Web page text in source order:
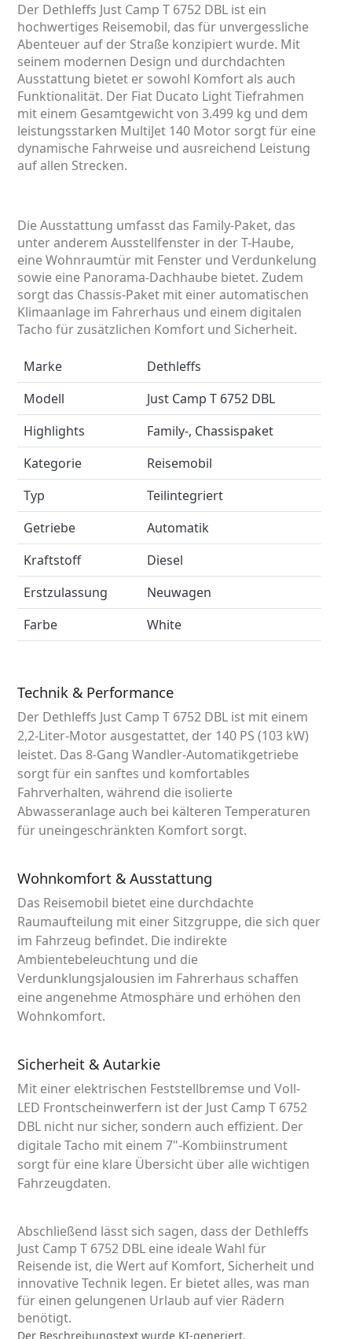
Der Dethleffs Just Camp T 6752 DBL ist ein
hochwertiges Reisemobil, das für unvergessliche
Abenteuer auf der Straße konzipiert wurde. Mit
seinem modernen Design und durchdachten
Ausstattung bietet er sowohl Komfort als auch
Funktionalität. Der Fiat Ducato Light Tiefrahmen
mit einem Gesamtgewicht von 3.499 kg und dem
leistungsstarken MultiJet 140 Motor sorgt für eine
dynamische Fahrweise und ausreichend Leistung
auf allen Strecken.
Die Ausstattung umfasst das Family-Paket, das
unter anderem Ausstellfenster in der T-Haube,
eine Wohnraumtür mit Fenster und Verdunkelung
sowie eine Panorama-Dachhaube bietet. Zudem
sorgt das Chassis-Paket mit einer automatischen
Klimaanlage im Fahrerhaus und einem digitalen
Tacho für zusätzlichen Komfort und Sicherheit.
Marke
Dethleffs
Modell
Just Camp T 6752 DBL
Highlights
Family-, Chassispaket
Kategorie
Reisemobil
Typ
Teilintegriert
Getriebe
Automatik
Kraftstoff
Diesel
Erstzulassung
Neuwagen
Farbe
White
Technik & Performance
Der Dethleffs Just Camp T 6752 DBL ist mit einem
2,2-Liter-Motor ausgestattet, der 140 PS (103 kW)
leistet. Das 8-Gang Wandler-Automatikgetriebe
sorgt für ein sanftes und komfortables
Fahrverhalten, während die isolierte
Abwasseranlage auch bei kälteren Temperaturen
für uneingeschränkten Komfort sorgt.
Wohnkomfort & Ausstattung
Das Reisemobil bietet eine durchdachte
Raumaufteilung mit einer Sitzgruppe, die sich quer
im Fahrzeug befindet. Die indirekte
Ambientebeleuchtung und die
Verdunklungsjalousien im Fahrerhaus schaffen
eine angenehme Atmosphäre und erhöhen den
Wohnkomfort.
Sicherheit & Autarkie
Mit einer elektrischen Feststellbremse und Voll-
LED Frontscheinwerfern ist der Just Camp T 6752
DBL nicht nur sicher, sondern auch effizient. Der
digitale Tacho mit einem 7"-Kombiinstrument
sorgt für eine klare Übersicht über alle wichtigen
Fahrzeugdaten.
Abschließend lässt sich sagen, dass der Dethleffs
Just Camp T 6752 DBL eine ideale Wahl für
Reisende ist, die Wert auf Komfort, Sicherheit und
innovative Technik legen. Er bietet alles, was man
für einen gelungenen Urlaub auf vier Rädern
benötigt.
Der Beschreibungstext wurde KI-generiert.